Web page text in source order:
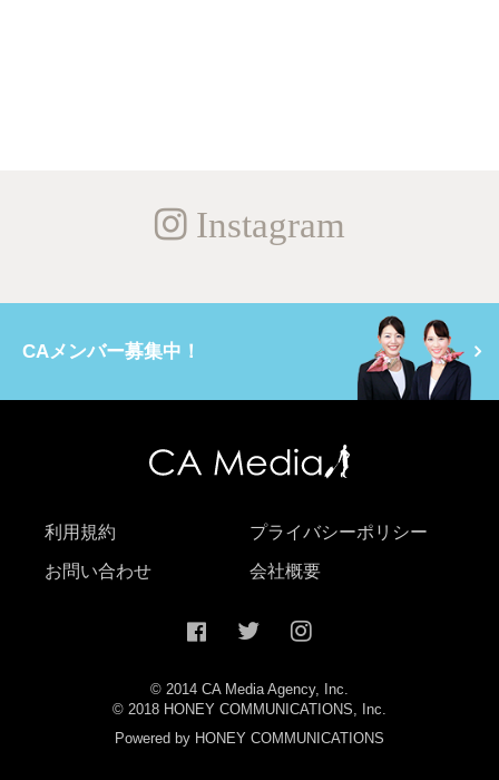
Instagram
CAメンバー募集中！
利用規約 プライバシーポリシー
お問い合わせ 会社概要
© 2014 CA Media Agency, Inc.
© 2018 HONEY COMMUNICATIONS, Inc.
Powered by HONEY COMMUNICATIONS